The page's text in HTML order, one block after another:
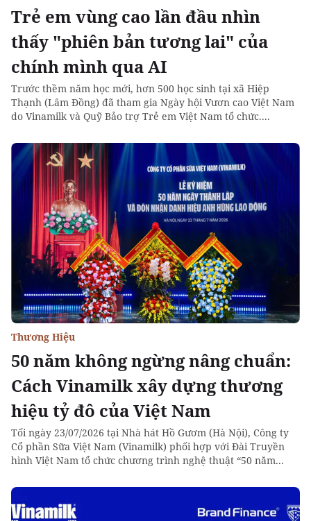
Trẻ em vùng cao lần đầu nhìn
thấy "phiên bản tương lai" của
chính mình qua AI
Trước thềm năm học mới, hơn 500 học sinh tại xã Hiệp
Thạnh (Lâm Đồng) đã tham gia Ngày hội Vươn cao Việt Nam
do Vinamilk và Quỹ Bảo trợ Trẻ em Việt Nam tổ chức....
50 năm không ngừng nâng chuẩn:
Cách Vinamilk xây dựng thương
hiệu tỷ đô của Việt Nam
Thương Hiệu
Tối ngày 23/07/2026 tại Nhà hát Hồ Gươm (Hà Nội), Công ty
Cổ phần Sữa Việt Nam (Vinamilk) phối hợp với Đài Truyền
hình Việt Nam tổ chức chương trình nghệ thuật “50 năm...